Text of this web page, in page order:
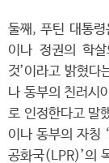
둘째, 푸틴 대통
이나 정권의 학
것’이라고 밝혔
나 동부의 친러시
로 인정한다고 말
이나 동부의 자칭
공화국(LPR)’의